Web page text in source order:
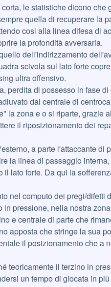
le statistiche dicono
quella di recuperare la
cosi alla linea difesa di
la profondità avversaria.
dell'indirizzamento
scivola sul lato forte
ultra offensivo.
perdita di possesso in fase
dal centrale di
la zona e o si riparte, grazie
il riposizionamento dei
a parte l'attaccante di
la linea di passaggio
lato forte. Da qui la
nel computo dei pregi/
pressione, nella nostra
e centrale di parte che
apposta che stringe la sua
il posizionamento che a
teoricamente il terzino in
un tempo di giocata in